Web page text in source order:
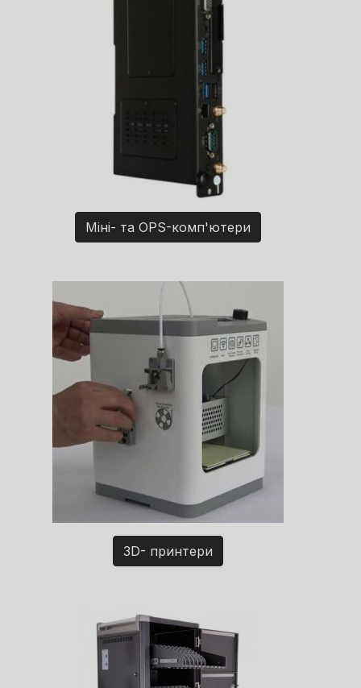
Міні- та OPS-комп'ютери
3D- принтери